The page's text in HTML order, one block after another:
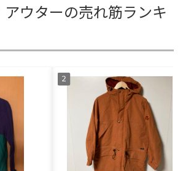
ウターの売れ筋ランキ